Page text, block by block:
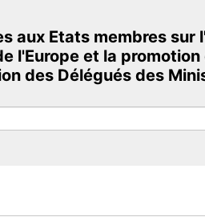
aux Etats membres sur
l'Europe et la
des Délégués des